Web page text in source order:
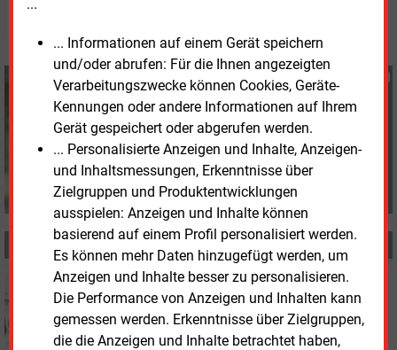
...
... Informationen auf einem Gerät speichern
und/oder abrufen: Für die Ihnen angezeigten
Verarbeitungszwecke können Cookies, Geräte-
Kennungen oder andere Informationen auf Ihrem
Gerät gespeichert oder abgerufen werden.
... Personalisierte Anzeigen und Inhalte, Anzeigen-
und Inhaltsmessungen, Erkenntnisse über
Zielgruppen und Produktentwicklungen
ausspielen: Anzeigen und Inhalte können
basierend auf einem Profil personalisiert werden.
Es können mehr Daten hinzugefügt werden, um
Anzeigen und Inhalte besser zu personalisieren.
Die Performance von Anzeigen und Inhalten kann
gemessen werden. Erkenntnisse über Zielgruppen,
die die Anzeigen und Inhalte betrachtet haben,
Stefan Sagmeister
+49 (0) 8152 9311 33
und-management.de
MEHR ZUM THEMA
Montag, 4.05.2026, 17:34
WIRTSCHAFT
Deutscher Solarmodul-Hersteller in Schieflage